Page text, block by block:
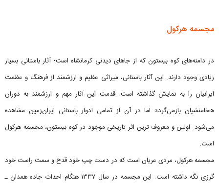
مجسمه هرکول
در دامنه‌های کوه بیستون که از جاهای دیدنی کرمانشاه است؛ آثار باستانی بسیار
زیادی وجود دارند. این آثار باستانی، میراثی عظیم و ارزشمند از فرهنگ و عظمت
ایرانیان را به نمایش گذاشته است. قدمت این آثار مهم و ارزشمند به دوران
هخامنشیان بازمی‌گردد اما در آن از تمامی ادوار باستانی ایران‌زمین مشاهده
می‌شود. اولین و معروف ترین اثر تاریخی موجود در کوه بیستون، مجسمه هرکول
است.
مجسمه هرکول، مردی عریان است که در دست چپ خود قدح و سمت راست خود
گرزی نگه داشته است. این مجسمه در سال ۱۳۳۷ هنگام احداث جاده همدان ـ